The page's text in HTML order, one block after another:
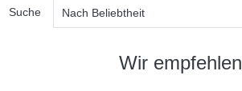
Suche Nach Beliebtheit
Wir empfehlen